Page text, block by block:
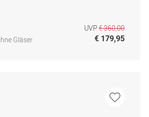
Gläser
UVP € 360,00
€ 179,95